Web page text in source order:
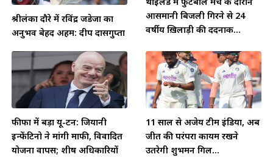
श्रीलंका दौरे में रविंद्र जडेजा का
अनुभव बेहद अहम: दीप दासगुप्ता
आसमानी बिजली गिरने से 24
वर्षीय ख़िलाड़ी की दर्दनाक...
फीफा में बड़ा यू-टर्न: जियानी
इन्फेंटिनो ने मांगी माफी, विवादित
योजना वापस; शीर्ष अधिकारियों
11 साल से अजेय टीम इंडिया, अब
जीत की परंपरा कायम रखने
उतरेगी शुभमन गिल...